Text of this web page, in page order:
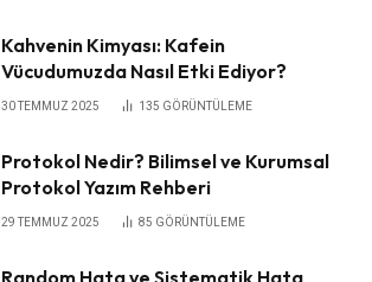
Kahvenin Kimyası: Kafein
Vücudumuzda Nasıl Etki Ediyor?
30 TEMMUZ 2025 135 GÖRÜNTÜLEME
Protokol Nedir? Bilimsel ve Kurumsal
Protokol Yazım Rehberi
29 TEMMUZ 2025 85 GÖRÜNTÜLEME
Random Hata ve Sistematik Hata